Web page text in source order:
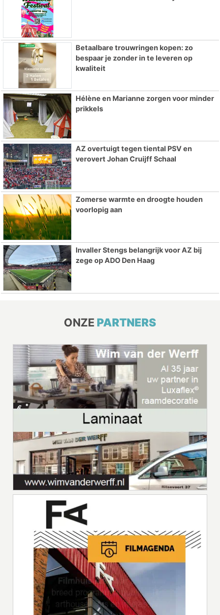
Betaalbare trouwringen kopen: zo
bespaar je zonder in te leveren op
kwaliteit
Hélène en Marianne zorgen voor minder
prikkels
AZ overtuigt tegen tiental PSV en
verovert Johan Cruijff Schaal
Zomerse warmte en droogte houden
voorlopig aan
Invaller Stengs belangrijk voor AZ bij
zege op ADO Den Haag
ONZE PARTNERS